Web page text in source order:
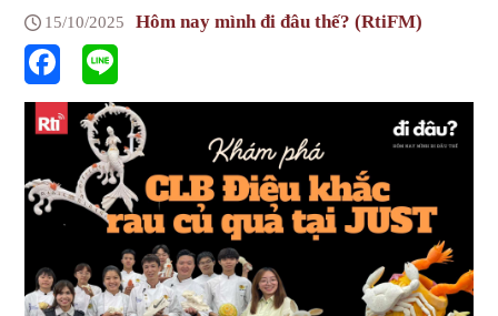
15/10/2025 Hôm nay mình đi đâu thế? (RtiFM)